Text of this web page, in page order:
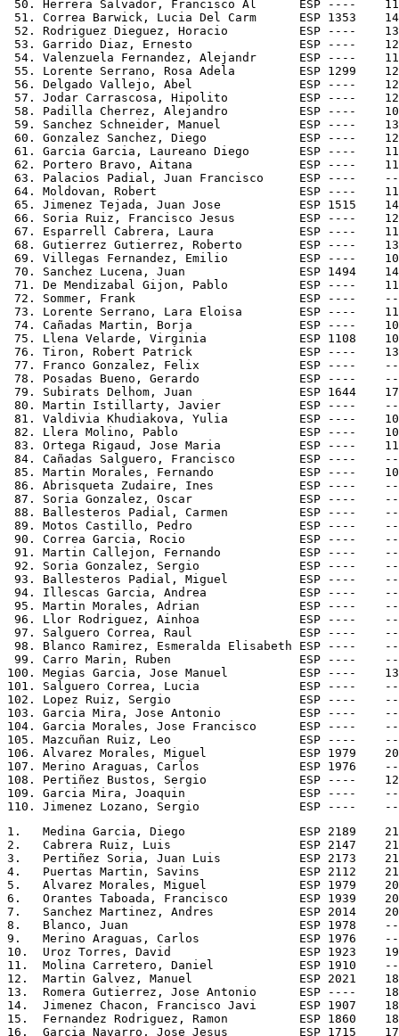
50. Herrera Salvador, Francisco Al      ESP ----
51. Correa Barwick, Lucia Del Carm      ESP 1353
52. Rodriguez Dieguez, Horacio          ESP ----
53. Garrido Diaz, Ernesto               ESP ----
54. Valenzuela Fernandez, Alejandr      ESP ----
55. Lorente Serrano, Rosa Adela         ESP 1299
56. Delgado Vallejo, Abel               ESP ----
57. Jodar Carrascosa, Hipolito          ESP ----
58. Padilla Cherrez, Alejandro          ESP ----
59. Sanchez Schneider, Manuel           ESP ----
60. Gonzalez Sanchez, Diego             ESP ----
61. Garcia Garcia, Laureano Diego       ESP ----
62. Portero Bravo, Aitana               ESP ----
63. Palacios Padial, Juan Francisco     ESP ----
64. Moldovan, Robert                    ESP ----
65. Jimenez Tejada, Juan Jose           ESP 1515
66. Soria Ruiz, Francisco Jesus         ESP ----
67. Esparrell Cabrera, Laura            ESP ----
68. Gutierrez Gutierrez, Roberto        ESP ----
69. Villegas Fernandez, Emilio          ESP ----
70. Sanchez Lucena, Juan                ESP 1494
71. De Mendizabal Gijon, Pablo          ESP ----
72. Sommer, Frank                       ESP ----
73. Lorente Serrano, Lara Eloisa        ESP ----
74. Cañadas Martin, Borja               ESP ----
75. Llena Velarde, Virginia             ESP 1108
76. Tiron, Robert Patrick               ESP ----
77. Franco Gonzalez, Felix              ESP ----
78. Posadas Bueno, Gerardo              ESP ----
79. Subirats Delhom, Juan               ESP 1644
80. Martin Istillarty, Javier           ESP ----
81. Valdivia Khudiakova, Yulia          ESP ----
82. Llera Molino, Pablo                 ESP ----
83. Ortega Rigaud, Jose Maria           ESP ----
84. Cañadas Salguero, Francisco         ESP ----
85. Martin Morales, Fernando            ESP ----
86. Abrisqueta Zudaire, Ines            ESP ----
87. Soria Gonzalez, Oscar               ESP ----
88. Ballesteros Padial, Carmen          ESP ----
89. Motos Castillo, Pedro               ESP ----
90. Correa Garcia, Rocio                ESP ----
91. Martin Callejon, Fernando           ESP ----
92. Soria Gonzalez, Sergio              ESP ----
93. Ballesteros Padial, Miguel          ESP ----
94. Illescas Garcia, Andrea             ESP ----
95. Martin Morales, Adrian              ESP ----
96. Llor Rodriguez, Ainhoa              ESP ----
97. Salguero Correa, Raul               ESP ----
98. Blanco Ramirez, Esmeralda Elisabeth ESP ----
99. Carro Marin, Ruben                  ESP ----
100. Megias Garcia, Jose Manuel          ESP ----
101. Salguero Correa, Lucia              ESP ----
102. Lopez Ruiz, Sergio                  ESP ----
103. Garcia Mira, Jose Antonio           ESP ----
104. Garcia Morales, Jose Francisco      ESP ----
105. Mazcuñan Ruiz, Leo                  ESP ----
106. Alvarez Morales, Miguel             ESP 1979
107. Merino Araguas, Carlos              ESP 1976
108. Pertiñez Bustos, Sergio             ESP ----
109. Garcia Mira, Joaquin                ESP ----
1.   Medina Garcia, Diego                ESP 2189
2.   Cabrera Ruiz, Luis                  ESP 2147    2173
3.   Pertiñez Soria, Juan Luis           ESP 2173
4.   Puertas Martin, Savins              ESP 2112
5.   Alvarez Morales, Miguel             ESP 1979
6.   Orantes Taboada, Francisco          ESP 1939
7.   Sanchez Martinez, Andres            ESP 2014
8.   Blanco, Juan                        ESP 1978    ----
9.   Merino Araguas, Carlos              ESP 1976
10.  Uroz Torres, David                  ESP 1923
11.  Molina Carretero, Daniel            ESP 1910
12.  Martin Galvez, Manuel               ESP 2021
13.  Romera Gutierrez, Jose Antonio      ESP ----
14.  Jimenez Chacon, Francisco Javi      ESP 1907
15.  Fernandez Rodriguez, Ramon          ESP 1860
16.  Garcia Navarro, Jose Jesus          ESP 1715